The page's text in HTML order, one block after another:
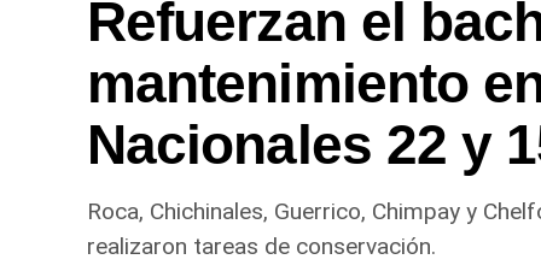
Refuerzan el
mantenimiento
Nacionales 22 y
Roca, Chichinales, Guerrico, Chimpay y
realizaron tareas de conservación.